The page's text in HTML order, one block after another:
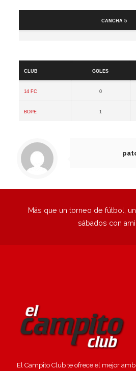
Cancha 5
Club
Goles
14 FC 0
BOPE 1
Más que un torneo de fútbol,
sábados con
El Campito Club te ofrece el mejor